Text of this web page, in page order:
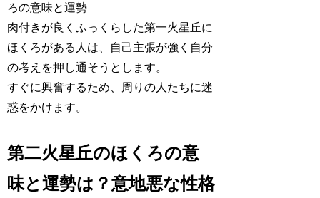
肉付きが良くふっくらした第一火星丘に
ほくろがある人は、
自己主張が強く自分
の考えを押し通そうとします。
すぐに興奮するため、周りの人たちに迷
惑をかけます。
第二火星丘のほくろの意
味と運勢は？意地悪な性格